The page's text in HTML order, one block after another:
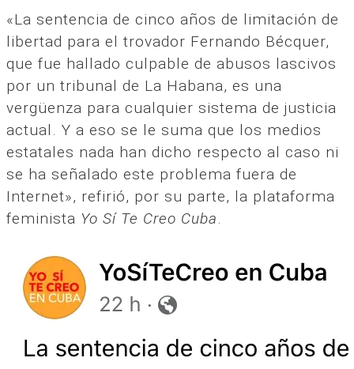
«La sentencia de cinco años de limitación de
libertad para el trovador Fernando Bécquer,
que fue hallado culpable de abusos lascivos
por un tribunal de La Habana, es una
vergüenza para cualquier sistema de justicia
actual. Y a eso se le suma que los medios
estatales nada han dicho respecto al caso ni
se ha señalado este problema fuera de
Internet», refirió, por su parte, la plataforma
feminista Yo Sí Te Creo Cuba.